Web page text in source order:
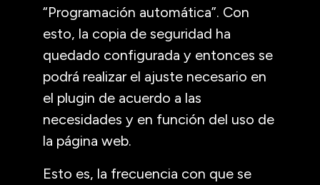
“Programación automática”. Con
esto, la copia de seguridad ha
quedado configurada y entonces se
podrá realizar el ajuste necesario en
el plugin de acuerdo a las
necesidades y en función del uso de
la página web.
Esto es, la frecuencia con que se